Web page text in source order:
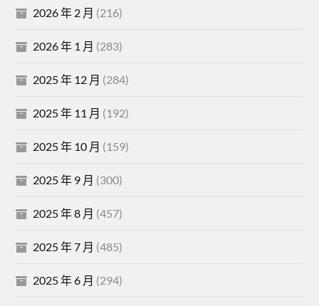
2026 年 2 月 (216)
2026 年 1 月 (283)
2025 年 12 月 (284)
2025 年 11 月 (192)
2025 年 10 月 (159)
2025 年 9 月 (300)
2025 年 8 月 (457)
2025 年 7 月 (485)
2025 年 6 月 (294)